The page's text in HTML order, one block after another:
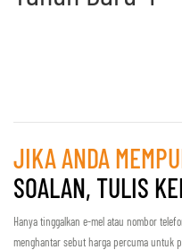
JIKA ANDA
SOALAN, TULIS
Hanya tinggalkan e-mel atau nombor
menghantar sebut harga percuma untuk